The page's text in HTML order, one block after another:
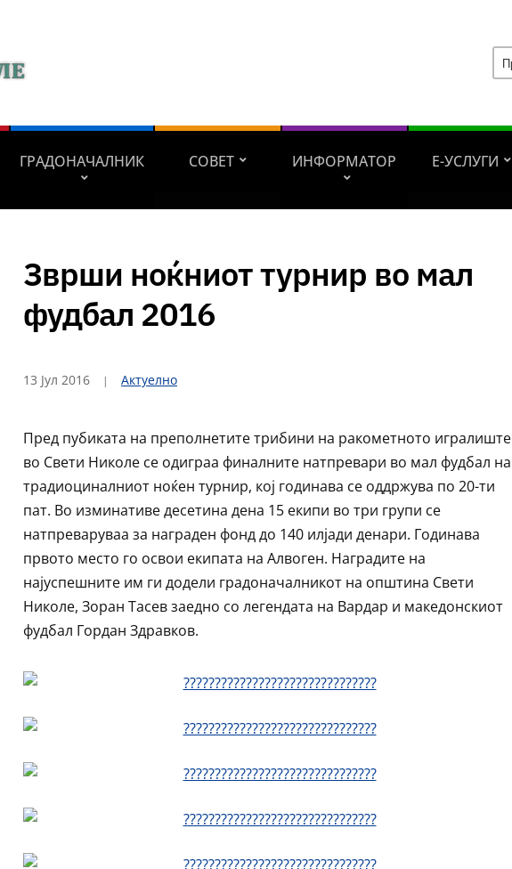
ГРАДОНАЧАЛНИК СОВЕТ ИНФОРМАТОР Е-УСЛУГИ
Зврши ноќниот турнир во мал
фудбал 2016
13 Јул 2016 Актуелно
Пред пубиката на преполнетите трибини на ракометното игралиште
во Свети Николе се одиграа финалните натпревари во мал фудбал на
традиоциналниот ноќен турнир, кој годинава се оддржува по 20-ти
пат. Во изминативе десетина дена 15 екипи во три групи се
натпреваруваа за награден фонд до 140 илјади денари. Годинава
првото место го освои екипата на Алвоген. Наградите на
најуспешните им ги додели градоначалникот на општина Свети
Николе, Зоран Тасев заедно со легендата на Вардар и македонскиот
фудбал Гордан Здравков.